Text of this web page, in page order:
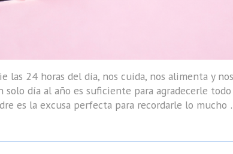
las 24 horas del día, nos cuida, nos alimenta y nos
solo día al año es suficiente para agradecerle
es la excusa perfecta para recordarle lo mucho